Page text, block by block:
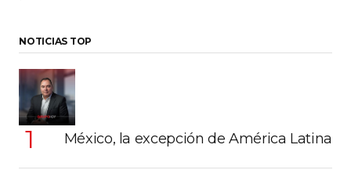
NOTICIAS TOP
México, la excepción de América Latina